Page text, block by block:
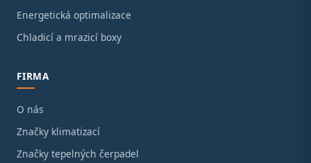
Energetická optimalizace
Chladicí a mrazicí boxy
FIRMA
O nás
Značky klimatizací
Značky tepelných čerpadel